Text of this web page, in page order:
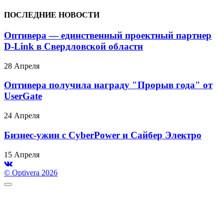
ПОСЛЕДНИЕ НОВОСТИ
Оптивера — единственный проектный партнер
D-Link в Свердловской области
28 Апреля
Оптивера получила награду "Прорыв года" от
UserGate
24 Апреля
Бизнес-ужин с CyberPower и Сайбер Электро
15 Апреля
© Optivera 2026